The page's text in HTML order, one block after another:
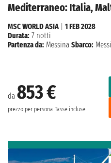
Mediterraneo: Italia,
da 853 €
prezzo per persona Tasse incluse
MSC WORLD ASIA
1 FEB 2028
Durata: 7 notti
Partenza da: Messina Sbarco: